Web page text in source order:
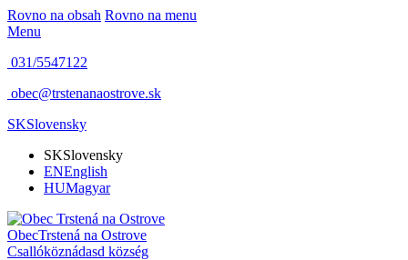
Rovno na obsah Rovno na menu
Menu
031/5547122
obec@trstenanaostrove.sk
SKSlovensky
SKSlovensky
ENEnglish
HUMagyar
ObecTrstená na Ostrove
Csallóköznádasd község